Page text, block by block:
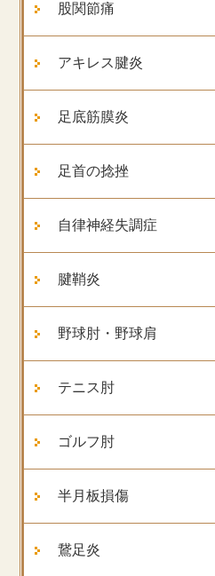
股関節痛
アキレス腱炎
足底筋膜炎
足首の捻挫
自律神経失調症
腱鞘炎
野球肘・野球肩
テニス肘
ゴルフ肘
半月板損傷
鵞足炎